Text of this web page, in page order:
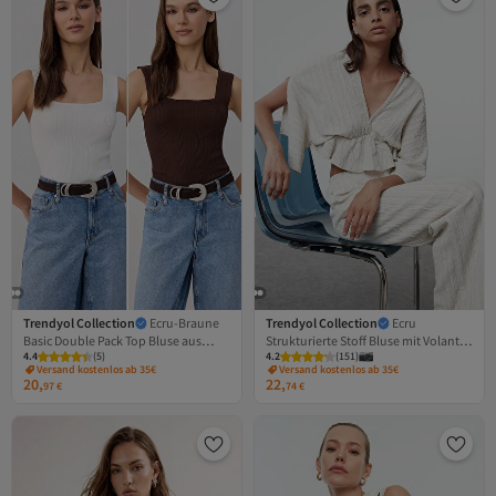
Trendyol Collection
Ecru-Braune
Basic Double Pack Top Bluse aus
dünnem Strick TWOSS24BZ00623
4.4 (5)
Versand kostenlos ab 35€
20,97€
Trendyol Collection
Ecru
Strukturierte Stoff Bluse mit Volant
TWOSS24BZ00480
4.2 (151)
Versand kostenlos ab 35€
22,74€